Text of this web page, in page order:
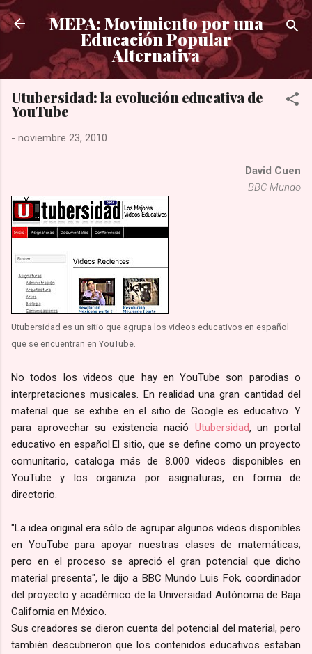
Ir al contenido principal
MEPA: Movimiento por una
Educación Popular
Alternativa
Utubersidad: la evolución educativa de
YouTube
- noviembre 23, 2010
David Cuen
BBC Mundo
Utubersidad es un sitio que agrupa los videos educativos en español
que se encuentran en YouTube.
No todos los videos que hay en YouTube son parodias o
interpretaciones musicales. En realidad una gran cantidad del
material que se exhibe en el sitio de Google es educativo. Y
para aprovechar su existencia nació Utubersidad, un portal
educativo en español.El sitio, que se define como un proyecto
comunitario, cataloga más de 8.000 videos disponibles en
YouTube y los organiza por asignaturas, en forma de
directorio.
"La idea original era sólo de agrupar algunos videos disponibles
en YouTube para apoyar nuestras clases de matemáticas;
pero en el proceso se apreció el gran potencial que dicho
material presenta", le dijo a BBC Mundo Luis Fok, coordinador
del proyecto y académico de la Universidad Autónoma de Baja
California en México.
Sus creadores se dieron cuenta del potencial del material, pero
también descubrieron que los contenidos educativos estaban